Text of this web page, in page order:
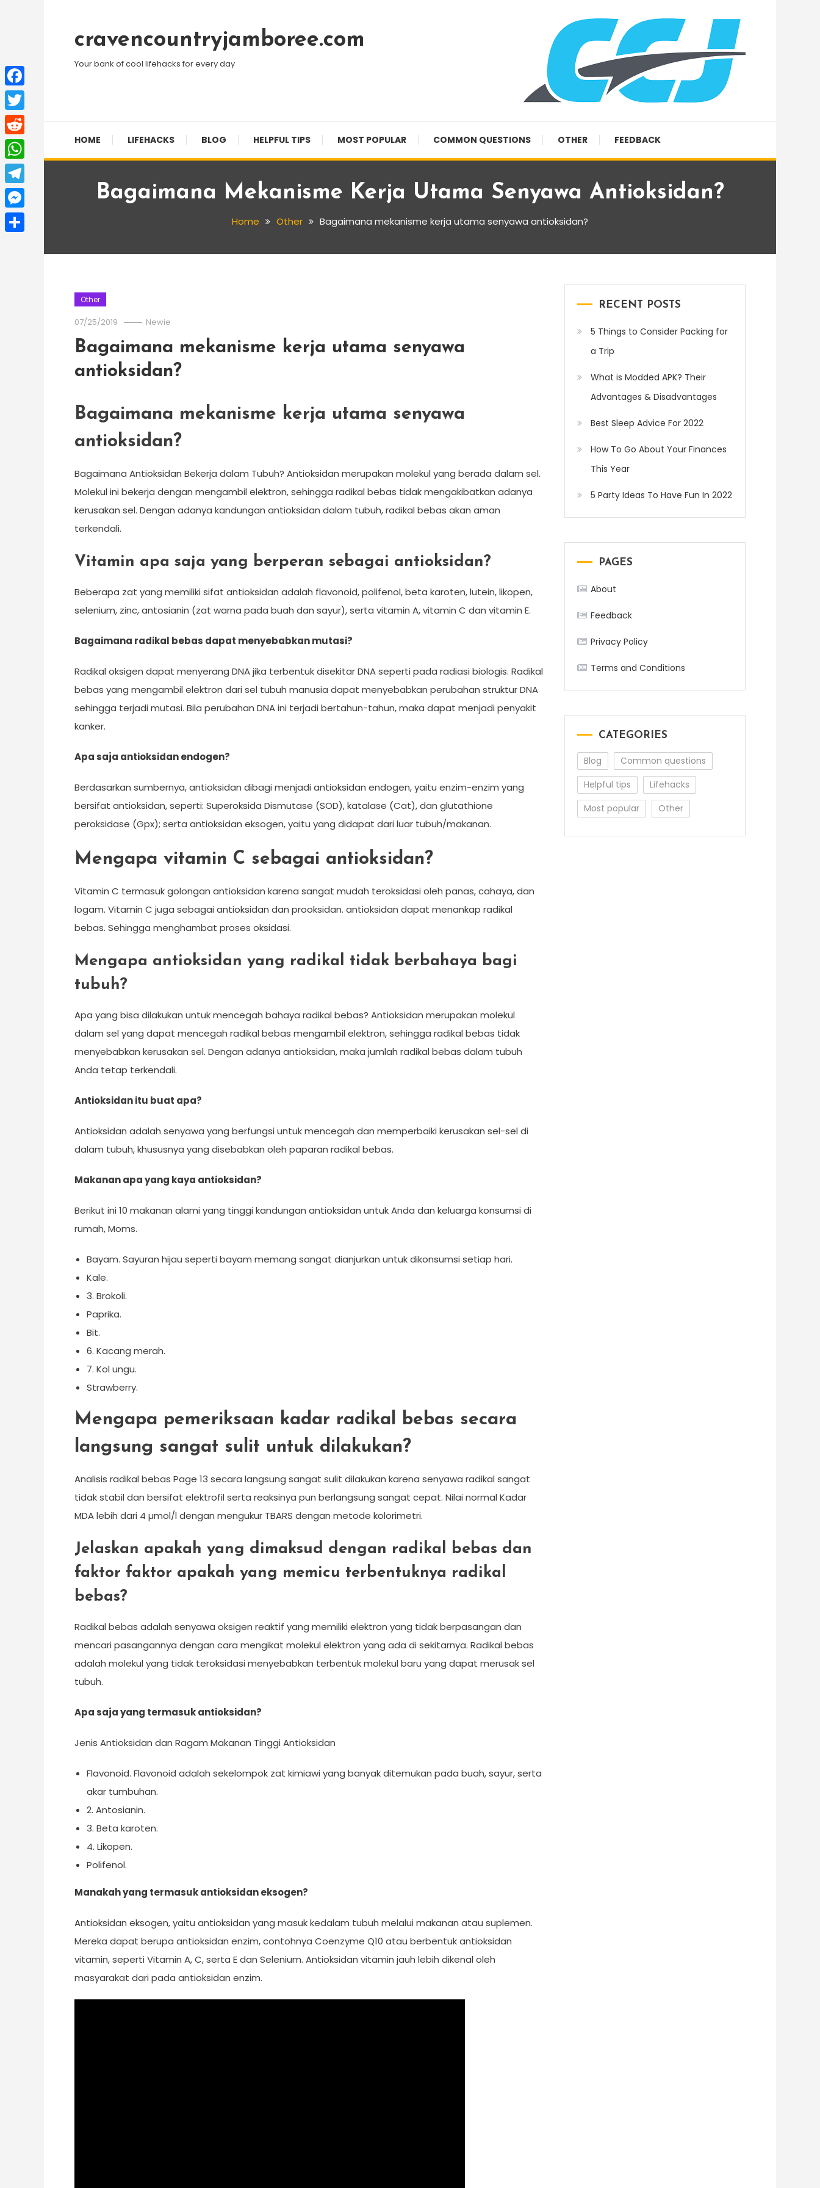
Contentcravencountryjamboree.com
Your bank of cool lifehacks for every day
HOME LIFEHACKS BLOG HELPFUL TIPS MOST POPULAR COMMON QUESTIONS OTHER FEEDBACK
Bagaimana Mekanisme Kerja Utama Senyawa Antioksidan?
Home Other Bagaimana mekanisme kerja utama senyawa antioksidan?
Other
07/25/2019 Newie
Bagaimana mekanisme kerja utama senyawa
antioksidan?
Bagaimana mekanisme kerja utama senyawa
antioksidan?
Bagaimana Antioksidan Bekerja dalam Tubuh? Antioksidan merupakan molekul yang berada dalam sel.
Molekul ini bekerja dengan mengambil elektron, sehingga radikal bebas tidak mengakibatkan adanya
kerusakan sel. Dengan adanya kandungan antioksidan dalam tubuh, radikal bebas akan aman
terkendali.
Vitamin apa saja yang berperan sebagai antioksidan?
Beberapa zat yang memiliki sifat antioksidan adalah flavonoid, polifenol, beta karoten, lutein, likopen,
selenium, zinc, antosianin (zat warna pada buah dan sayur), serta vitamin A, vitamin C dan vitamin E.
Bagaimana radikal bebas dapat menyebabkan mutasi?
Radikal oksigen dapat menyerang DNA jika terbentuk disekitar DNA seperti pada radiasi biologis. Radikal
bebas yang mengambil elektron dari sel tubuh manusia dapat menyebabkan perubahan struktur DNA
sehingga terjadi mutasi. Bila perubahan DNA ini terjadi bertahun-tahun, maka dapat menjadi penyakit
kanker.
Apa saja antioksidan endogen?
Berdasarkan sumbernya, antioksidan dibagi menjadi antioksidan endogen, yaitu enzim-enzim yang
bersifat antioksidan, seperti: Superoksida Dismutase (SOD), katalase (Cat), dan glutathione
peroksidase (Gpx); serta antioksidan eksogen, yaitu yang didapat dari luar tubuh/makanan.
Mengapa vitamin C sebagai antioksidan?
Vitamin C termasuk golongan antioksidan karena sangat mudah teroksidasi oleh panas, cahaya, dan
logam. Vitamin C juga sebagai antioksidan dan prooksidan. antioksidan dapat menankap radikal
bebas. Sehingga menghambat proses oksidasi.
Mengapa antioksidan yang radikal tidak berbahaya bagi
tubuh?
Apa yang bisa dilakukan untuk mencegah bahaya radikal bebas? Antioksidan merupakan molekul
dalam sel yang dapat mencegah radikal bebas mengambil elektron, sehingga radikal bebas tidak
menyebabkan kerusakan sel. Dengan adanya antioksidan, maka jumlah radikal bebas dalam tubuh
Anda tetap terkendali.
Antioksidan itu buat apa?
Antioksidan adalah senyawa yang berfungsi untuk mencegah dan memperbaiki kerusakan sel-sel di
dalam tubuh, khususnya yang disebabkan oleh paparan radikal bebas.
Makanan apa yang kaya antioksidan?
Berikut ini 10 makanan alami yang tinggi kandungan antioksidan untuk Anda dan keluarga konsumsi di
rumah, Moms.
Bayam. Sayuran hijau seperti bayam memang sangat dianjurkan untuk dikonsumsi setiap hari.
Kale.
3. Brokoli.
Paprika.
Bit.
6. Kacang merah.
7. Kol ungu.
Strawberry.
Mengapa pemeriksaan kadar radikal bebas secara
langsung sangat sulit untuk dilakukan?
Analisis radikal bebas Page 13 secara langsung sangat sulit dilakukan karena senyawa radikal sangat
tidak stabil dan bersifat elektrofil serta reaksinya pun berlangsung sangat cepat. Nilai normal Kadar
MDA lebih dari 4 µmol/l dengan mengukur TBARS dengan metode kolorimetri.
Jelaskan apakah yang dimaksud dengan radikal bebas dan
faktor faktor apakah yang memicu terbentuknya radikal
bebas?
Radikal bebas adalah senyawa oksigen reaktif yang memiliki elektron yang tidak berpasangan dan
mencari pasangannya dengan cara mengikat molekul elektron yang ada di sekitarnya. Radikal bebas
adalah molekul yang tidak teroksidasi menyebabkan terbentuk molekul baru yang dapat merusak sel
tubuh.
Apa saja yang termasuk antioksidan?
Jenis Antioksidan dan Ragam Makanan Tinggi Antioksidan
Flavonoid. Flavonoid adalah sekelompok zat kimiawi yang banyak ditemukan pada buah, sayur, serta
akar tumbuhan.
2. Antosianin.
3. Beta karoten.
4. Likopen.
Polifenol.
Manakah yang termasuk antioksidan eksogen?
Antioksidan eksogen, yaitu antioksidan yang masuk kedalam tubuh melalui makanan atau suplemen.
Mereka dapat berupa antioksidan enzim, contohnya Coenzyme Q10 atau berbentuk antioksidan
vitamin, seperti Vitamin A, C, serta E dan Selenium. Antioksidan vitamin jauh lebih dikenal oleh
masyarakat dari pada antioksidan enzim.
RECENT POSTS
5 Things to Consider Packing for
a Trip
What is Modded APK? Their
Advantages & Disadvantages
Best Sleep Advice For 2022
How To Go About Your Finances
This Year
5 Party Ideas To Have Fun In 2022
PAGES
About
Feedback
Privacy Policy
Terms and Conditions
CATEGORIES
Blog
Common questions
Helpful tips
Lifehacks
Most popular
Other
Facebook
Twitter
Reddit
WhatsApp
Telegram
Messenger